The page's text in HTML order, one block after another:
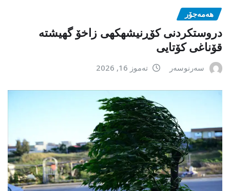
هەمەجۆر
دروستکردنی کۆڕنیشهكهی زاخۆ گهیشته
قۆناغی کۆتایی
سەرنوسەر تەموز 16, 2026